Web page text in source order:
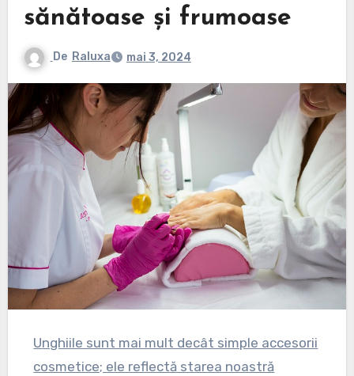
sănătoase și frumoase
De Raluxa mai 3, 2024
Unghiile sunt mai mult decât simple accesorii
cosmetice; ele reflectă starea noastră